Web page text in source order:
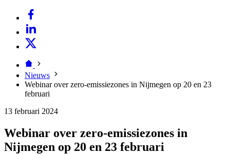
Nieuws
Webinar over zero-emissiezones in Nijmegen op 20 en 23
februari
13 februari 2024
Webinar over zero-emissiezones in
Nijmegen op 20 en 23 februari